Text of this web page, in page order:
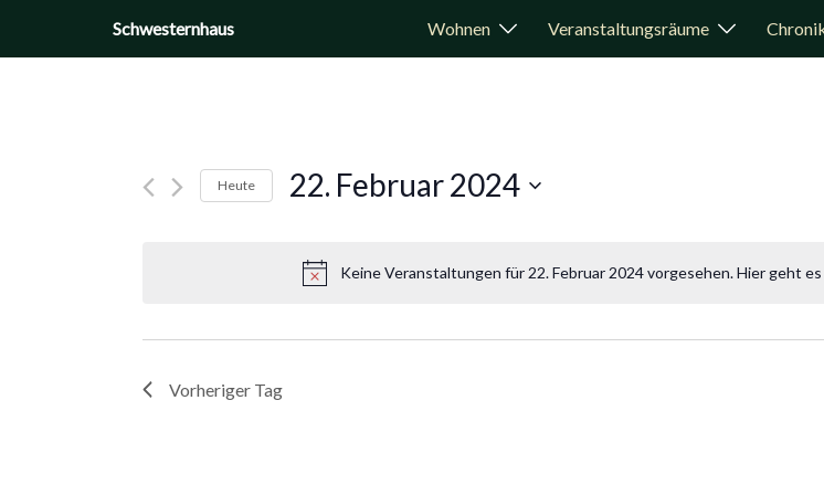
Schwesternhaus Wohnen Veranstaltungsräume
Keine Veranstaltungen für 22. Februar 2024 vorgesehen. Hier geht es
Heute 22. Februar 2024
Vorheriger Tag